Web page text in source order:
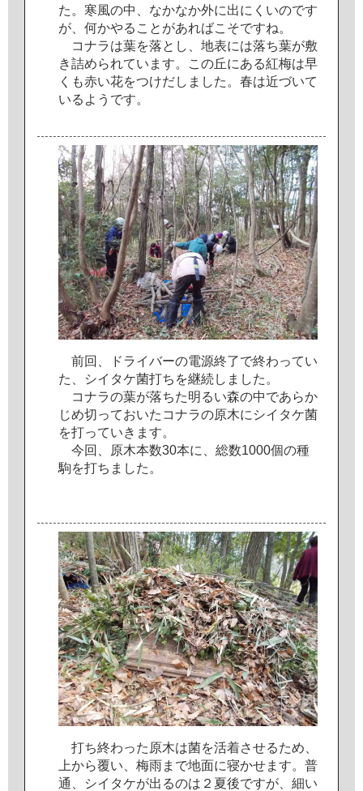
た 。 寒風の中 なかなか外に出に く いのです
が
何かやる こ と があればこ そですね。
コナラは葉を落と し 地表には落ち葉が敷
き詰められてい ま す。 こ の丘にある紅梅は早
く も赤い花をつけだし ま した 。 春は近づいて
いる よ う です。
前回 ドライバーの電源終了で終わってい
た
シイ タケ菌打ち を継続し ま した 。
コナラの葉が落ちた明 るい森の中であらか
じめ切 っておいた コナラの原木に シイ タケ菌
を打っていき ま す。
今回 原木本数30本に 総数1000個の種
駒を打ち ま した 。
打ち終わった 原木は菌を活着させるため
上から覆い 梅雨ま で地面に寝かせま す。 普
通
シイ タケが出 るのは ２ 夏後ですが 細い